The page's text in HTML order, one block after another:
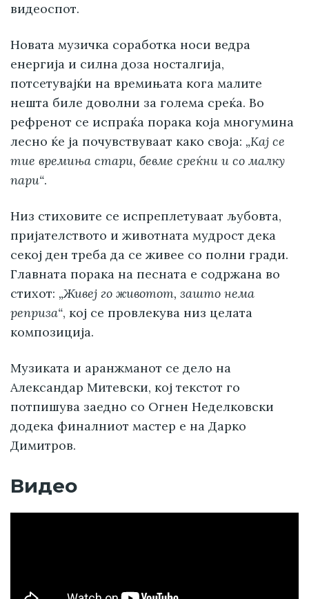
видеоспот.
Новата музичка соработка носи ведра
енергија и силна доза носталгија,
потсетувајќи на времињата кога малите
нешта биле доволни за голема среќа. Во
рефренот се испраќа порака која многумина
лесно ќе ја почувствуваат како своја: „Кај се
тие времиња стари, бевме среќни и со малку
пари“.
Низ стиховите се испреплетуваат љубовта,
пријателството и животната мудрост дека
секој ден треба да се живее со полни гради.
Главната порака на песната е содржана во
стихот: „Живеј го животот, зашто нема
реприза“, кој се провлекува низ целата
композиција.
Музиката и аранжманот се дело на
Александар Митевски, кој текстот го
потпишува заедно со Огнен Неделковски
додека финалниот мастер е на Дарко
Димитров.
Видео